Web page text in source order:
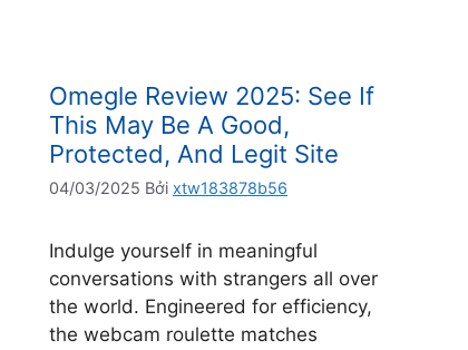
Omegle Review 2025: See If
This May Be A Good,
Protected, And Legit Site
04/03/2025 Bởi xtw183878b56
Indulge yourself in meaningful
conversations with strangers all over
the world. Engineered for efficiency,
the webcam roulette matches